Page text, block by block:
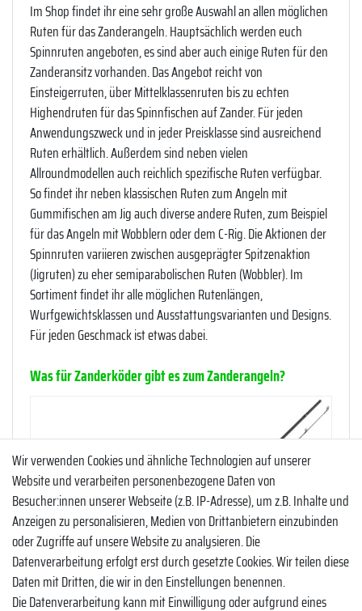
Im Shop findet ihr eine sehr große Auswahl an allen möglichen
Ruten für das Zanderangeln. Hauptsächlich werden euch
Spinnruten angeboten, es sind aber auch einige Ruten für den
Zanderansitz vorhanden. Das Angebot reicht von
Einsteigerruten, über Mittelklassenruten bis zu echten
Highendruten für das Spinnfischen auf Zander. Für jeden
Anwendungszweck und in jeder Preisklasse sind ausreichend
Ruten erhältlich. Außerdem sind neben vielen
Allroundmodellen auch reichlich spezifische Ruten verfügbar.
So findet ihr neben klassischen Ruten zum Angeln mit
Gummifischen am Jig auch diverse andere Ruten, zum Beispiel
für das Angeln mit Wobblern oder dem C-Rig. Die Aktionen der
Spinnruten variieren zwischen ausgeprägter Spitzenaktion
(Jigruten) zu eher semiparabolischen Ruten (Wobbler). Im
Sortiment findet ihr alle möglichen Rutenlängen,
Wurfgewichtsklassen und Ausstattungsvarianten und Designs.
Für jeden Geschmack ist etwas dabei.
Was für Zanderköder gibt es zum Zanderangeln?
Wir verwenden Cookies und ähnliche Technologien auf unserer
Website und verarbeiten personenbezogene Daten von
Besucher:innen unserer Webseite (z.B. IP-Adresse), um z.B. Inhalte und
Anzeigen zu personalisieren, Medien von Drittanbietern einzubinden
oder Zugriffe auf unsere Website zu analysieren. Die
Datenverarbeitung erfolgt erst durch gesetzte Cookies. Wir teilen diese
Daten mit Dritten, die wir in den Einstellungen benennen.
Die Datenverarbeitung kann mit Einwilligung oder aufgrund eines